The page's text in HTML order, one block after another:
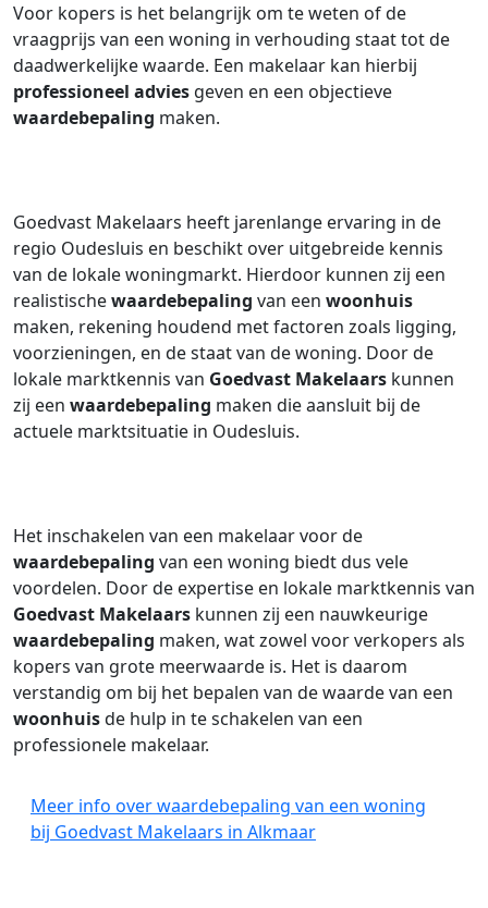
Voor kopers is het belangrijk om te weten of de
vraagprijs van een woning in verhouding staat tot de
daadwerkelijke waarde. Een makelaar kan hierbij
professioneel advies geven en een objectieve
waardebepaling maken.
Goedvast Makelaars heeft jarenlange ervaring in de
regio Oudesluis en beschikt over uitgebreide kennis
van de lokale woningmarkt. Hierdoor kunnen zij een
realistischewaardebepaling van een woonhuis
maken, rekening houdend met factoren zoals ligging,
voorzieningen, en de staat van de woning. Door de
lokale marktkennis van Goedvast Makelaars kunnen
zij een waardebepaling maken die aansluit bij de
actuele marktsituatie in Oudesluis.
Het inschakelen van een makelaar voor de
waardebepaling van een woning biedt dus vele
voordelen. Door de expertise en lokale marktkennis van
Goedvast Makelaars kunnen zij een nauwkeurige
waardebepaling maken, wat zowel voor verkopers als
kopers van grote meerwaarde is. Het is daarom
verstandig om bij het bepalen van de waarde van een
woonhuisde hulp in te schakelen van een
professionele makelaar.
Meer info over waardebepaling van een woning
bij Goedvast Makelaars in Alkmaar